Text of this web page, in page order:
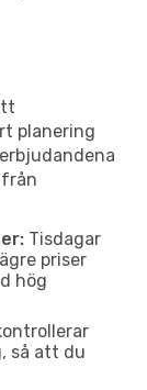
planering
Tisdagar
priser
hög
så att du